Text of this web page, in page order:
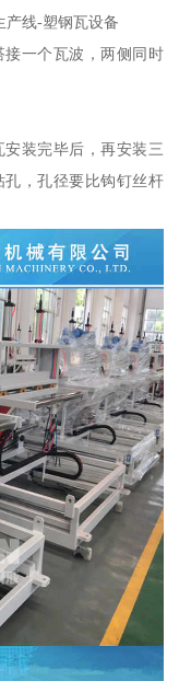
产线-塑钢瓦设备
一个瓦波，两侧同时
装完毕后，再安装三
，孔径要比钩钉丝杆